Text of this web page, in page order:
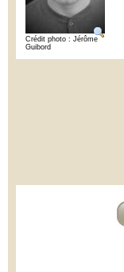
Crédit photo : Jérôme
Guibord